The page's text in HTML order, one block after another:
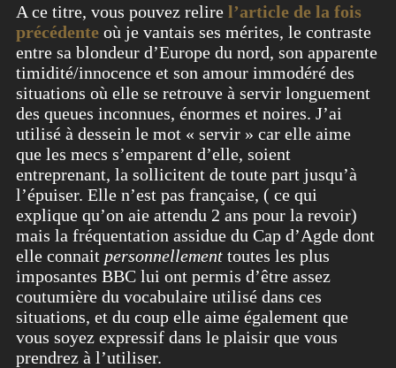
A ce titre, vous pouvez relire l’article de la fois
précédente où je vantais ses mérites, le contraste
entre sa blondeur d’Europe du nord, son apparente
timidité/innocence et son amour immodéré des
situations où elle se retrouve à servir longuement
des queues inconnues, énormes et noires. J’ai
utilisé à dessein le mot « servir » car elle aime
que les mecs s’emparent d’elle, soient
entreprenant, la sollicitent de toute part jusqu’à
l’épuiser. Elle n’est pas française, ( ce qui
explique qu’on aie attendu 2 ans pour la revoir)
mais la fréquentation assidue du Cap d’Agde dont
elle connait personnellement toutes les plus
imposantes BBC lui ont permis d’être assez
coutumière du vocabulaire utilisé dans ces
situations, et du coup elle aime également que
vous soyez expressif dans le plaisir que vous
prendrez à l’utiliser.